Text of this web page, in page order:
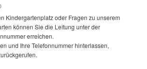
Kindergartenplatz oder Fragen zu unserem
können Sie die Leitung unter der
erreichen.
und Ihre Telefonnummer hinterlassen,